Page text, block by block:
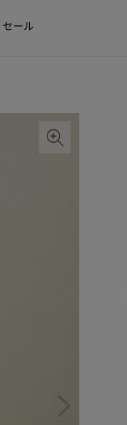
セール